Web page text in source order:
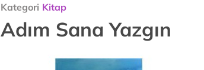
Kategori Kitap
Adım Sana Yazgın